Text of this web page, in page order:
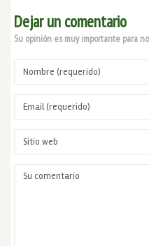
Dejar un comentario
Su opinión es muy importante para